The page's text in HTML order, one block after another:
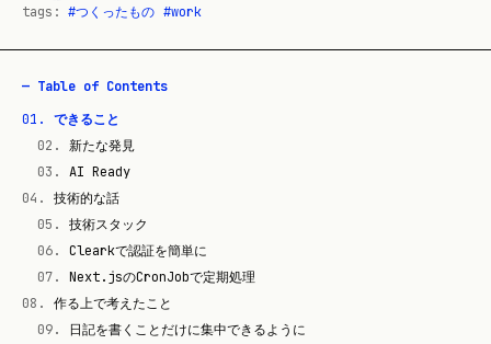
tags: #つくったもの #work
— Table of Contents
01 .
できること
02 .
新たな発見
03 .
AI Ready
04 .
技術的な話
05 .
技術スタック
06.
Clearkで認証を簡単に
07.
Next.jsのCronJobで定期処理
08 .
作る上で考えたこと
09.
日記を書くことだけに集中できるように